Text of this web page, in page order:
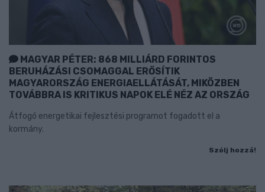
MAGYAR PÉTER: 868 MILLIÁRD FORINTOS
BERUHÁZÁSI CSOMAGGAL ERŐSÍTIK
MAGYARORSZÁG ENERGIAELLÁTÁSÁT, MIKÖZBEN
TOVÁBBRA IS KRITIKUS NAPOK ELÉ NÉZ AZ ORSZÁG
Átfogó energetikai fejlesztési programot fogadott el a
kormány.
Szólj hozzá!